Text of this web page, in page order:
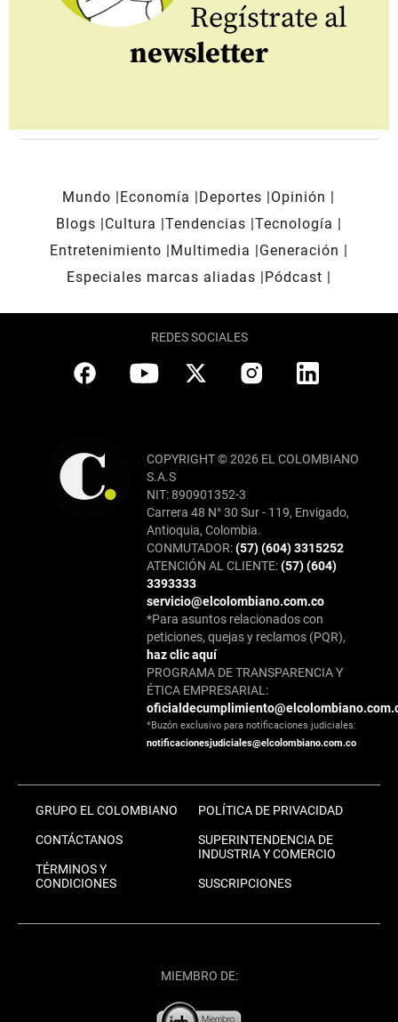
Regístrate al
newsletter
Mundo Economía Deportes
Opinión
Blogs
Cultura Tendencias Tecnología
Entretenimiento
Multimedia
Generación
Especiales marcas aliadas
Pódcast
REDES SOCIALES
COPYRIGHT © 2026 EL COLOMBIANO
S.A.S
NIT: 890901352-3
Carrera 48 N° 30 Sur - 119, Envigado,
Antioquia, Colombia.
CONMUTADOR:(57) (604) 3315252
ATENCIÓN AL CLIENTE:(57) (604)
3393333
servicio@elcolombiano.com.co
*Para asuntos relacionados con
peticiones, quejas y reclamos (PQR),
haz clic aquí
PROGRAMA DE TRANSPARENCIA Y
ÉTICA EMPRESARIAL:
*Buzón exclusivo para notificaciones judiciales:
notificacionesjudiciales@elcolombiano.com.co
GRUPO EL COLOMBIANO
CONTÁCTANOS
TÉRMINOS Y
CONDICIONES
POLÍTICA DE PRIVACIDAD
SUPERINTENDENCIA DE
INDUSTRIA Y COMERCIO
SUSCRIPCIONES
MIEMBRO DE: